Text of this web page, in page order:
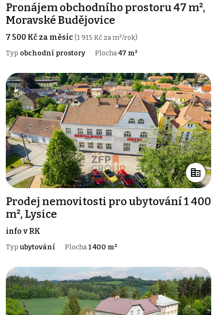
Pronájem obchodního prostoru 47 m²,
Moravské Budějovice
7 500 Kč za měsíc(1 915 Kč za m²/rok)
Typ obchodní prostory Plocha47 m²
Prodej nemovitosti pro ubytování 1 400
m², Lysice
info v RK
Typ ubytování Plocha1 400 m²